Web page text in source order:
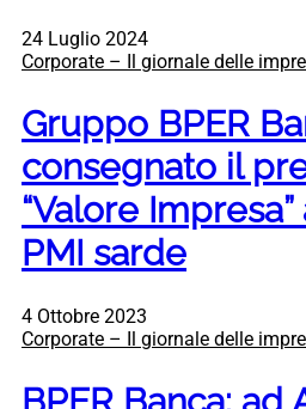
24 Luglio 2024
Corporate – Il giornale delle
Gruppo BPER
consegnato il
“Valore
PMI sarde
4 Ottobre 2023
Corporate – Il giornale delle